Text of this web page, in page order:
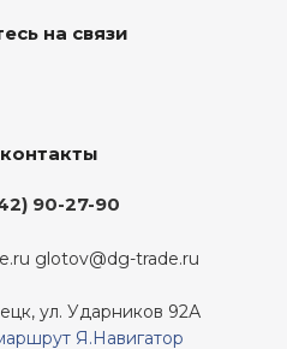
на связи
90-27-90
glotov@dg-trade.ru
ул. Ударников 92А
Я.Навигатор